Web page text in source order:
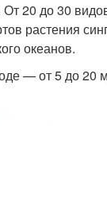
20 до 30
растения
океанов.
— от 5 до 20